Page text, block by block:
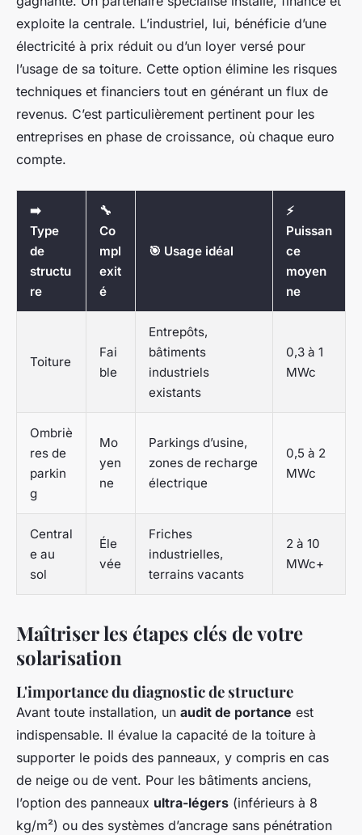
exploite la centrale. L’industriel, lui, bénéficie d’une
électricité à prix réduit ou d’un loyer versé pour
l’usage de sa toiture. Cette option élimine les risques
techniques et financiers tout en générant un flux de
revenus. C’est particulièrement pertinent pour les
entreprises en phase de croissance, où chaque euro
compte.
➡️
Type
de
structu
re
🔧
Co
mpl
exit
é
🎯 Usage idéal
⚡
Puissan
ce
moyen
ne
Toiture
Fai
ble
Entrepôts,
bâtiments
industriels
existants
0,3 à 1
MWc
Ombriè
res de
parkin
g
Mo
yen
ne
Parkings d’usine,
zones de recharge
électrique
0,5 à 2
MWc
Central
e au
sol
Éle
vée
Friches
industrielles,
terrains vacants
2 à 10
MWc+
Maîtriser les étapes clés de votre
solarisation
L'importance du diagnostic de structure
Avant toute installation, un audit de portance est
indispensable. Il évalue la capacité de la toiture à
supporter le poids des panneaux, y compris en cas
de neige ou de vent. Pour les bâtiments anciens,
l’option des panneaux ultra-légers (inférieurs à 8
kg/m²) ou des systèmes d’ancrage sans pénétration